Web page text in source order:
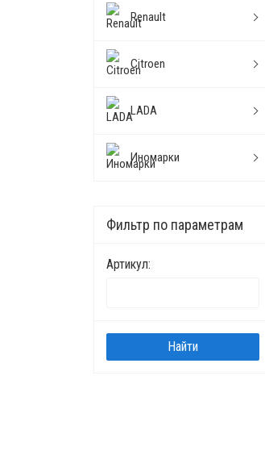
Renault
Citroen
LADA
Иномарки
Фильтр по параметрам
Артикул: